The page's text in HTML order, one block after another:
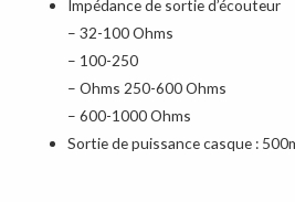
Impédance de sortie d’écouteur
– 32-100 Ohms
– 100-250
– Ohms 250-600 Ohms
– 600-1000 Ohms
Sortie de puissance casque :